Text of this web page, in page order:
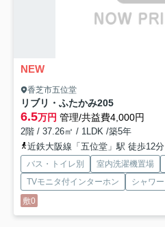
NEW
香芝市五位堂
リブリ・ふたかみ205
6.5万円 管理/共益費4,000円
2階 / 37.26㎡ / 1LDK /築5年
近鉄大阪線「五位堂」駅 徒歩12分
バス・トイレ別 室内洗濯機置場
TVモニタ付インターホン
シャワー
敷0